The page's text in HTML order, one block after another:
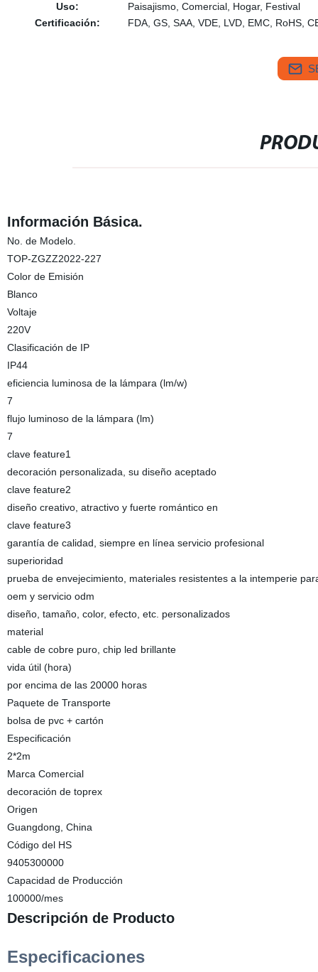
Uso:
Paisajismo, Comercial, Hogar, Festival
Certificación:
FDA, GS, SAA, VDE, LVD, EMC, RoHS,
Información Básica.
No. de Modelo.
TOP-ZGZZ2022-227
Color de Emisión
Blanco
Voltaje
220V
Clasificación de IP
IP44
eficiencia luminosa de la lámpara (lm/w)
7
flujo luminoso de la lámpara (lm)
7
clave feature1
decoración personalizada, su diseño aceptado
clave feature2
diseño creativo, atractivo y fuerte romántico en
clave feature3
garantía de calidad, siempre en línea servicio profesional
superioridad
prueba de envejecimiento, materiales resistentes a la intemperie
oem y servicio odm
diseño, tamaño, color, efecto, etc. personalizados
material
cable de cobre puro, chip led brillante
vida útil (hora)
por encima de las 20000 horas
Paquete de Transporte
bolsa de pvc + cartón
Especificación
2*2m
Marca Comercial
decoración de toprex
Origen
Guangdong, China
Código del HS
9405300000
Capacidad de Producción
100000/mes
Descripción de Producto
Especificaciones